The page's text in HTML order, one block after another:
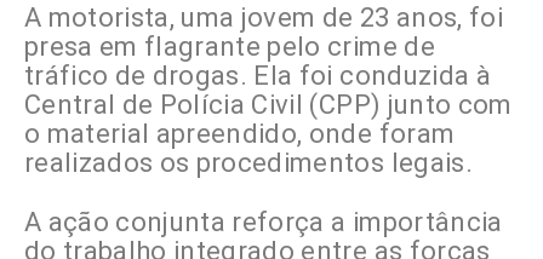
A motorista, uma jovem de 23 anos, foi
presa em flagrante pelo crime de
tráfico de drogas. Ela foi conduzida à
Central de Polícia Civil (CPP) junto com
o material apreendido, onde foram
realizados os procedimentos legais.
A ação conjunta reforça a importância
do trabalho integrado entre as forças